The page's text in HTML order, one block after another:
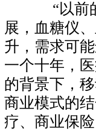
“以前的
展，血糖仪
升，需求可
一个十年，
的背景下，
商业模式的
疗、商业保